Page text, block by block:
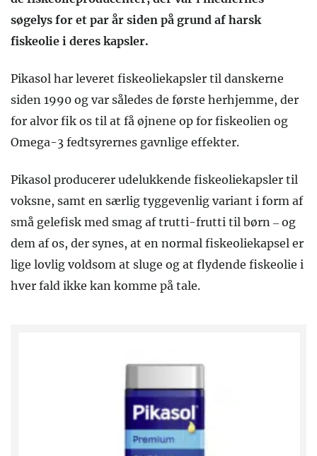
søgelys for et par år siden på grund af harsk
fiskeolie i deres kapsler.
Pikasol har leveret fiskeoliekapsler til danskerne
siden 1990 og var således de første herhjemme, der
for alvor fik os til at få øjnene op for fiskeolien og
Omega-3 fedtsyrernes gavnlige effekter.
Pikasol producerer udelukkende fiskeoliekapsler til
voksne, samt en særlig tyggevenlig variant i form af
små gelefisk med smag af trutti-frutti til børn – og
dem af os, der synes, at en normal fiskeoliekapsel er
lige lovlig voldsom at sluge og at flydende fiskeolie i
hver fald ikke kan komme på tale.